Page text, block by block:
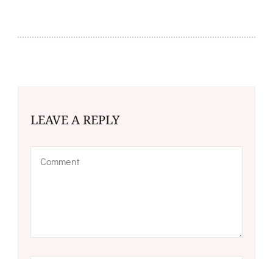
LEAVE A REPLY